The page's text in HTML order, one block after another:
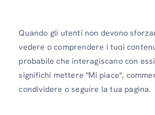
Quando gli utenti non devono
vedere o comprendere i tuoi
probabile che interagiscano con
significhi mettere "Mi piace",
condividere o seguire la tua pagina.